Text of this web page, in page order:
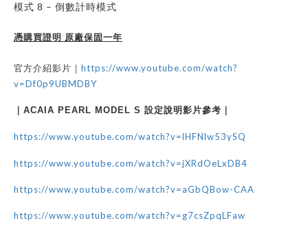
模式 8 – 倒數計時模式
憑購買證明 原廠保固一年
官方介紹影片｜ https://www.youtube.com/watch?
v=Df0p9UBMDBY
｜ACAIA PEARL MODEL S 設定說明影片參考｜
https://www.youtube.com/watch?v=lHFNlw53ySQ
https://www.youtube.com/watch?v=jXRdOeLxDB4
https://www.youtube.com/watch?v=aGbQBow-CAA
https://www.youtube.com/watch?v=g7csZpqLFaw